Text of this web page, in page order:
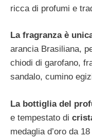
ricca di profumi e
La fragranza è
arancia Brasiliana,
chiodi di garofano,
sandalo, cumino
La bottiglia del
e tempestato di
medaglia d’oro da